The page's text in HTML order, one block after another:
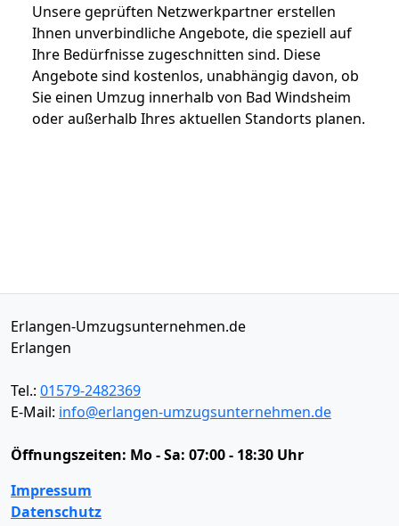
Unsere geprüften Netzwerkpartner erstellen
Ihnen unverbindliche Angebote, die speziell auf
Ihre Bedürfnisse zugeschnitten sind. Diese
Angebote sind kostenlos, unabhängig davon, ob
Sie einen Umzug innerhalb von Bad Windsheim
oder außerhalb Ihres aktuellen Standorts planen.
Erlangen-Umzugsunternehmen.de
Erlangen
Tel.: 01579-2482369
E-Mail: info@erlangen-umzugsunternehmen.de
Öffnungszeiten: Mo - Sa: 07:00 - 18:30 Uhr
Impressum
Datenschutz